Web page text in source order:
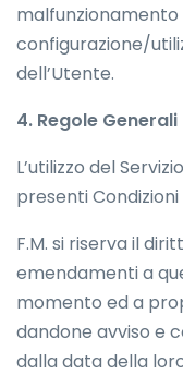
configurazione/
dell’Utente.
4. Regole Generali
L’utilizzo del
presenti Condizioni
F.M. si riserva il
emendamenti a
momento ed a
dandone avviso e
dalla data della